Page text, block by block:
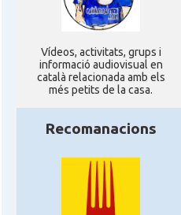
Ví­deos, activitats, grups i
informació audiovisual en
català relacionada amb els
més petits de la casa.
Recomanacions